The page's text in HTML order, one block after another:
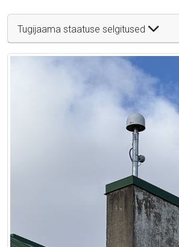
Tugijaama staatuse selgitused